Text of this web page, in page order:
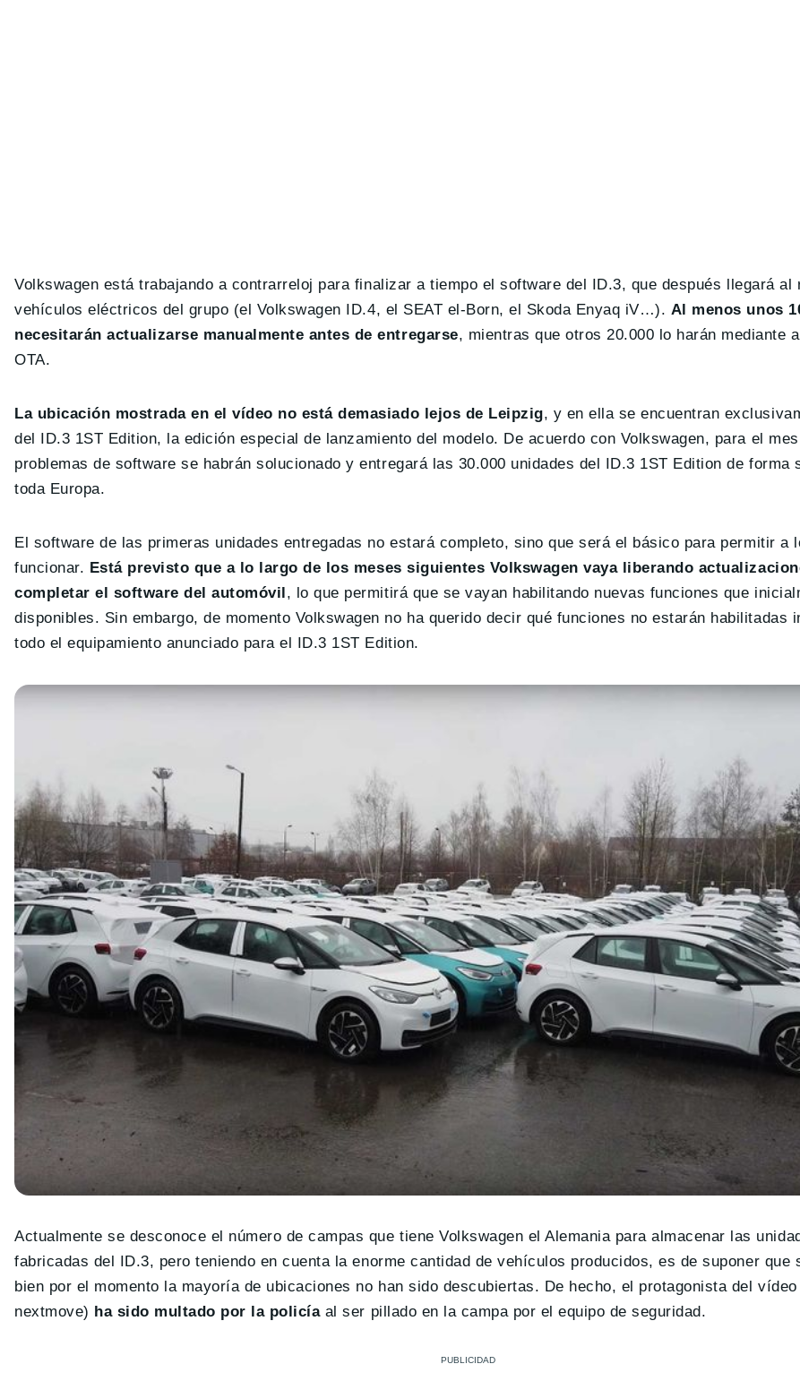
Volkswagen está trabajando a contrarreloj para finalizar a tiempo el software del ID.3, que después llegará al
vehículos eléctricos del grupo (el Volkswagen ID.4, el SEAT el-Born, el Skoda Enyaq iV…). Al menos unos
necesitarán actualizarse manualmente antes de entregarse, mientras que otros 20.000 lo harán mediante
OTA.
La ubicación mostrada en el vídeo no está demasiado lejos de Leipzig, y en ella se encuentran
del ID.3 1ST Edition, la edición especial de lanzamiento del modelo. De acuerdo con Volkswagen, para el
problemas de software se habrán solucionado y entregará las 30.000 unidades del ID.3 1ST Edition de forma
toda Europa.
El software de las primeras unidades entregadas no estará completo, sino que será el básico para permitir a
funcionar. Está previsto que a lo largo de los meses siguientes Volkswagen vaya liberando
completar el software del automóvil , lo que permitirá que se vayan habilitando nuevas funciones que
disponibles. Sin embargo, de momento Volkswagen no ha querido decir qué funciones no estarán habilitadas
todo el equipamiento anunciado para el ID.3 1ST Edition.
Actualmente se desconoce el número de campas que tiene Volkswagen el Alemania para almacenar las
fabricadas del ID.3, pero teniendo en cuenta la enorme cantidad de vehículos producidos, es de suponer que
bien por el momento la mayoría de ubicaciones no han sido descubiertas. De hecho, el protagonista del
nextmove) ha sido multado por la policíaal ser pillado en la campa por el equipo de seguridad.